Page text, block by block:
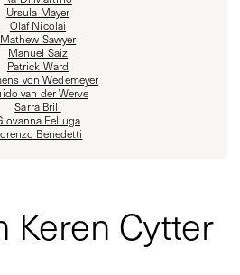
Ursula Mayer
Olaf Nicolai
Mathew Sawyer
Manuel Saiz
Patrick Ward
von Wedemeyer
van der Werve
Sarra Brill
Felluga
Benedetti
Keren Cytter